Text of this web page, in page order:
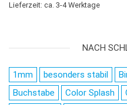
Lieferzeit: ca. 3-4 Werktage
NACH
1mm besonders stabil
Buchstabe
Color Splash